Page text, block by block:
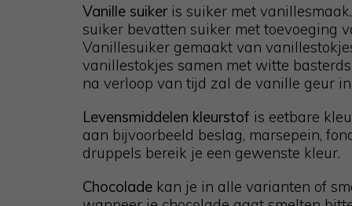
Vanille suiker is suiker met
suiker bevatten suiker met toevoeging
Vanillesuiker gemaakt van
vanillestokjes samen met witte
na verloop van tijd zal de vanille geur
Levensmiddelen kleurstof is eetbare
aan bijvoorbeeld beslag, marsepein,
druppels bereik je een gewenste kleur.
Chocolade kan je in alle varianten of